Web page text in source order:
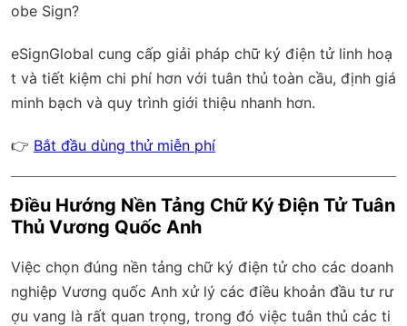
obe Sign?
eSignGlobal cung cấp giải pháp chữ ký điện tử linh hoạ
t và tiết kiệm chi phí hơn với tuân thủ toàn cầu, định giá
minh bạch và quy trình giới thiệu nhanh hơn.
👉 Bắt đầu dùng thử miễn phí
Điều Hướng Nền Tảng Chữ Ký Điện Tử Tuân
Thủ Vương Quốc Anh
Việc chọn đúng nền tảng chữ ký điện tử cho các doanh
nghiệp Vương quốc Anh xử lý các điều khoản đầu tư rư
ợu vang là rất quan trọng, trong đó việc tuân thủ các ti